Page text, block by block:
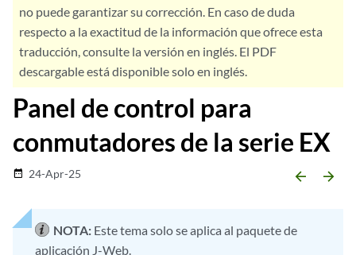
no puede garantizar su corrección. En caso de duda
respecto a la exactitud de la información que ofrece esta
traducción, consulte la versión en inglés. El PDF
descargable está disponible solo en inglés.
Panel de control para
conmutadores de la serie EX
date_range 24-Apr-25 arrow_backward arrow_forward
NOTA: Este tema solo se aplica al paquete de
aplicación J-Web.